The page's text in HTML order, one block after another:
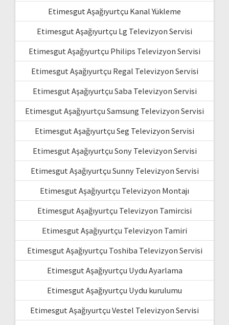
Etimesgut Aşağıyurtçu Kanal Yükleme
Etimesgut Aşağıyurtçu Lg Televizyon Servisi
Etimesgut Aşağıyurtçu Philips Televizyon Servisi
Etimesgut Aşağıyurtçu Regal Televizyon Servisi
Etimesgut Aşağıyurtçu Saba Televizyon Servisi
Etimesgut Aşağıyurtçu Samsung Televizyon Servisi
Etimesgut Aşağıyurtçu Seg Televizyon Servisi
Etimesgut Aşağıyurtçu Sony Televizyon Servisi
Etimesgut Aşağıyurtçu Sunny Televizyon Servisi
Etimesgut Aşağıyurtçu Televizyon Montajı
Etimesgut Aşağıyurtçu Televizyon Tamircisi
Etimesgut Aşağıyurtçu Televizyon Tamiri
Etimesgut Aşağıyurtçu Toshiba Televizyon Servisi
Etimesgut Aşağıyurtçu Uydu Ayarlama
Etimesgut Aşağıyurtçu Uydu kurulumu
Etimesgut Aşağıyurtçu Vestel Televizyon Servisi